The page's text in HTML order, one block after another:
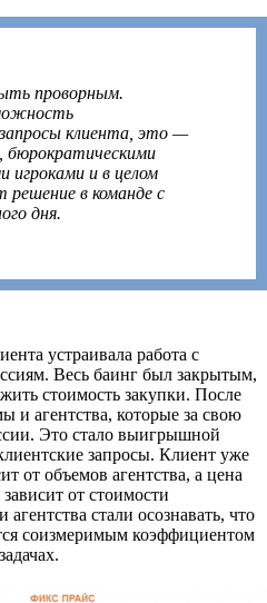
проворным.
клиента, это —
бюрократическими
игроками и в целом
решение в команде с
дня.
устраивала работа с
Весь баинг был закрытым,
стоимость закупки. После
и агентства, которые за свою
Это стало выигрышной
запросы. Клиент уже
от объемов агентства, а цена
от стоимости
стали осознавать, что
соизмеримым коэффициентом